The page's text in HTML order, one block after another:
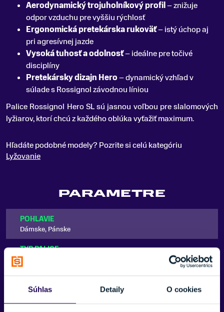
Súhlas Detaily O cookies
Aerodynamický trojuholníkový profil– znižuje
odpor vzduchu pre vyššiu rýchlosť
Ergonomická pretekárska rukoväť– istý úchop aj
pri agresívnej jazde
Vysoká tuhosť a odolnosť– ideálne pre točivé
disciplíny
Pretekársky dizajn Hero– dynamický vzhľad v
súlade s Rossignol závodnou líniou
Palice Rossignol Hero SL sú jasnou voľbou pre slalomových
lyžiarov, ktorí chcú z každého oblúka vyťažiť maximum.
Hľadáte podobné modely? Pozrite si celú kategóriu
Lyžovanie
PARAMETRE
POHLAVIE
Dámske, Pánske
TYP PALICE
Univerzálna/ All Mountain
MATERIÁL PALICE
Hliník